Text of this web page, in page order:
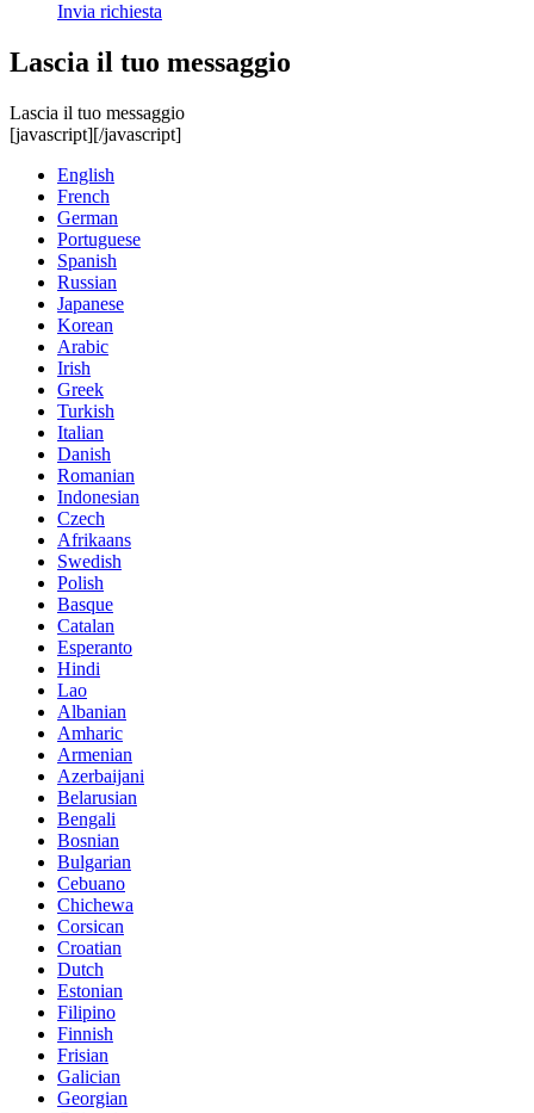
Invia richiesta
Lascia il tuo messaggio
Lascia il tuo messaggio
[javascript][/javascript]
English
French
German
Portuguese
Spanish
Russian
Japanese
Korean
Arabic
Irish
Greek
Turkish
Italian
Danish
Romanian
Indonesian
Czech
Afrikaans
Swedish
Polish
Basque
Catalan
Esperanto
Hindi
Lao
Albanian
Amharic
Armenian
Azerbaijani
Belarusian
Bengali
Bosnian
Bulgarian
Cebuano
Chichewa
Corsican
Croatian
Dutch
Estonian
Filipino
Finnish
Frisian
Galician
Georgian